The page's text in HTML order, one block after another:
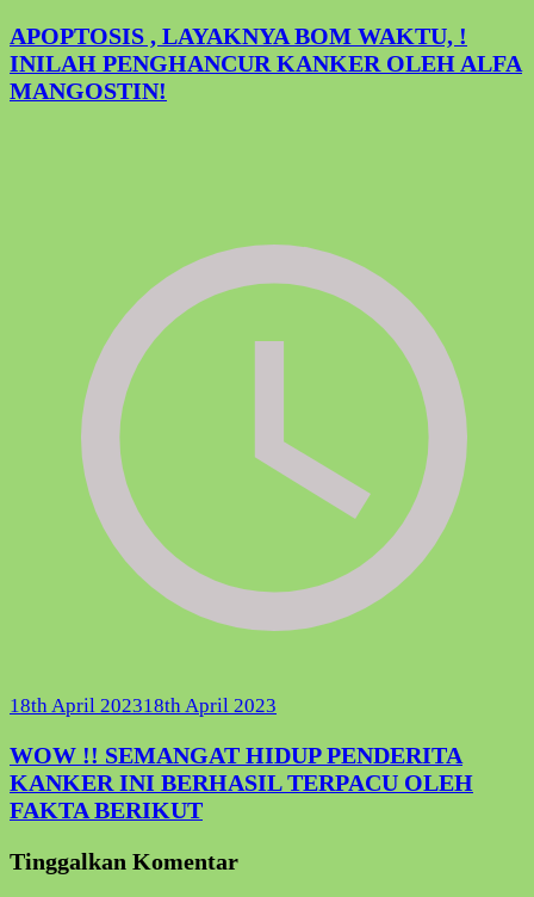
APOPTOSIS , LAYAKNYA BOM WAKTU, !
INILAH PENGHANCUR KANKER OLEH ALFA
MANGOSTIN!
18th April 202318th April 2023
WOW !! SEMANGAT HIDUP PENDERITA
KANKER INI BERHASIL TERPACU OLEH
FAKTA BERIKUT
Tinggalkan Komentar